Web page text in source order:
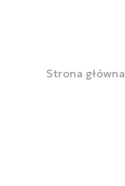
Strona główna